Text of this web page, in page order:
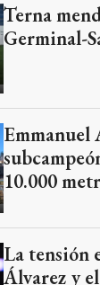
Terna
Germinal-
Emmanuel
10.000
La tensión
Álvarez y